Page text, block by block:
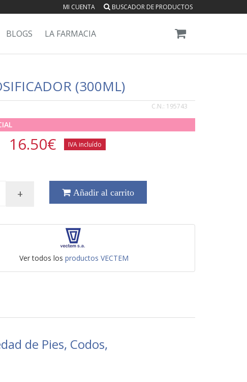
MI CUENTA BUSCADOR DE PRODUCTOS
BLOGS LA FARMACIA
(300ML)
C.N.: 195743
16.50€ IVA incluído
+ Añadir al carrito
Ver todos losproductos VECTEM
de Pies, Codos,